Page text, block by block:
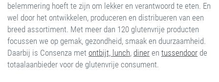
belemmering hoeft te zijn om lekker en verantwoord te eten. En
wel door het ontwikkelen, produceren en distribueren van een
breed assortiment. Met meer dan 120 glutenvrije producten
focussen we op gemak, gezondheid, smaak en duurzaamheid.
Daarbij is Consenza met ontbijt, lunch, diner en tussendoor de
totaalaanbieder voor de glutenvrije consument.